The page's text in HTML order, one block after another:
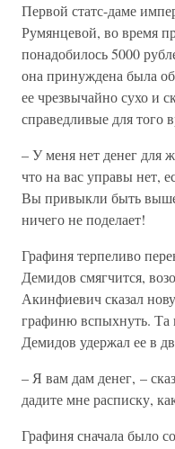
Первой статс-даме
Румянцевой, во время
понадобилось 5000
она принуждена была
ее чрезвычайно сухо и
справедливые для того
– У меня нет денег для
что на вас управы нет,
Вы привыкли быть выше
ничего не поделает!
Графиня терпеливо
Демидов смягчится,
Акинфиевич сказал
графиню вспыхнуть. Та
Демидов удержал ее в
– Я вам дам денег, –
дадите мне расписку,
Графиня сначала было